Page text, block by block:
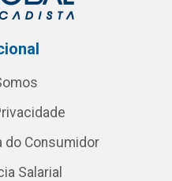
do Consumidor
Salarial